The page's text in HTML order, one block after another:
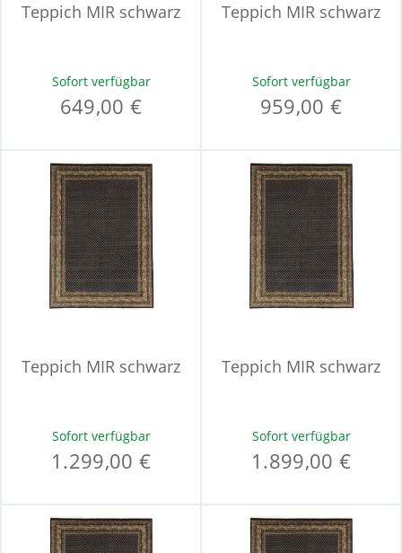
Teppich MIR schwarz
Sofort verfügbar
649,00 €
Teppich MIR schwarz
Sofort verfügbar
959,00 €
Teppich MIR schwarz
Sofort verfügbar
1.299,00 €
Teppich MIR schwarz
Sofort verfügbar
1.899,00 €